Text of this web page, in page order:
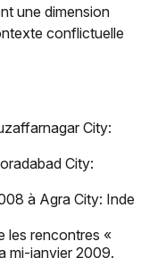
une dimension
conflictuelle
City:
City:
à Agra City: Inde
les rencontres «
mi-janvier 2009.